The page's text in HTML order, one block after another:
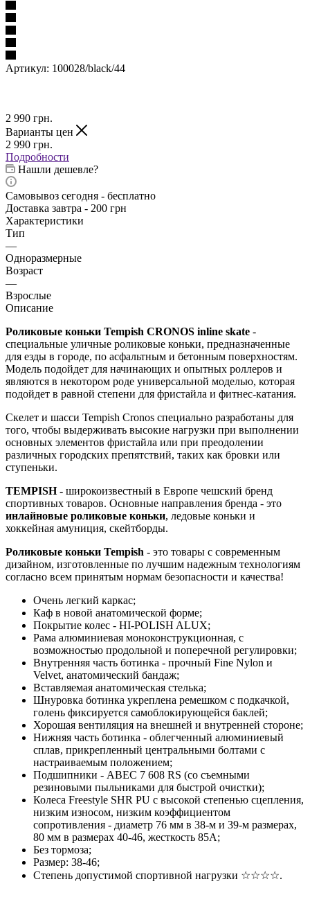
Артикул: 100028/black/44
2 990 грн.
Варианты цен
2 990 грн.
Подробности
Нашли дешевле?
Самовывоз сегодня - бесплатно
Доставка завтра - 200 грн
Характеристики
Тип
—
Одноразмерные
Возраст
—
Взрослые
Описание
Роликовые коньки Tempish CRONOS inline skate -
специальные уличные роликовые коньки, предназначенные
для езды в городе, по асфальтным и бетонным поверхностям.
Модель подойдет для начинающих и опытных роллеров и
являются в некотором роде универсальной моделью, которая
подойдет в равной степени для фристайла и фитнес-катания.
Скелет и шасси Tempish Cronos специально разработаны для
того, чтобы выдерживать высокие нагрузки при выполнении
основных элементов фристайла или при преодолении
различных городских препятствий, таких как бровки или
ступеньки.
TEMPISH - широкоизвестный в Европе чешский бренд
спортивных товаров. Основные направления бренда - это
инлайновые роликовые коньки, ледовые коньки и
хоккейная амуниция, скейтборды.
Роликовые коньки Tempish - это товары с современным
дизайном, изготовленные по лучшим надежным технологиям
согласно всем принятым нормам безопасности и качества!
Очень легкий каркас;
Каф в новой анатомической форме;
Покрытие колес - HI-POLISH ALUX;
Рама алюминиевая моноконструкционная, с
возможностью продольной и поперечной регулировки;
Внутренняя часть ботинка - прочный Fine Nylon и
Velvet, анатомический бандаж;
Вставляемая анатомическая стелька;
Шнуровка ботинка укреплена ремешком с подкачкой,
голень фиксируется самоблокирующейся баклей;
Хорошая вентиляция на внешней и внутренней стороне;
Нижняя часть ботинка - облегченный алюминиевый
сплав, прикрепленный центральными болтами с
настраиваемым положением;
Подшипники - ABEC 7 608 RS (со съемными
резиновыми пыльниками для быстрой очистки);
Колеса Freestyle SHR PU с высокой степенью сцепления,
низким износом, низким коэффициентом
сопротивления - диаметр 76 мм в 38-м и 39-м размерах,
80 мм в размерах 40-46, жесткость 85A;
Без тормоза;
Размер: 38-46;
Степень допустимой спортивной нагрузки ☆☆☆☆.